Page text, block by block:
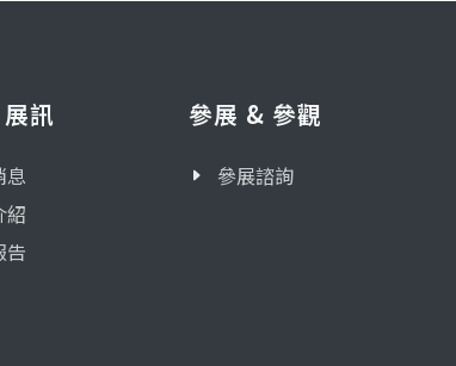
訊
息
紹
告
參展 & 參觀
參展諮詢